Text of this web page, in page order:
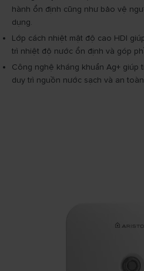
hành ổn định cũng như bảo vệ
dụng.
Lớp cách nhiệt mật độ cao HDI
trì nhiệt độ nước ổn định và góp
Công nghệ kháng khuẩn Ag+ giúp
duy trì nguồn nước sạch và an